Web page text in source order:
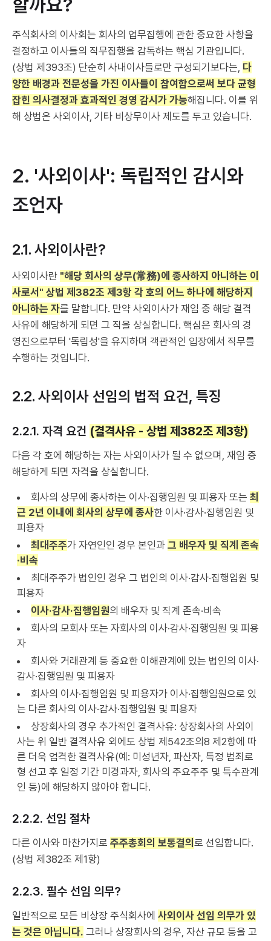
할까요?
주식회사의 이사회는 회사의 업무집행에 관한 중요한 사항을
결정하고 이사들의 직무집행을 감독하는 핵심 기관입니다.
(상법 제393조) 단순히 사내이사들로만 구성되기보다는, 다
양한 배경과 전문성을 가진 이사들이 참여함으로써 보다 균형
잡힌 의사결정과 효과적인 경영 감시가 가능해집니다. 이를 위
해 상법은 사외이사, 기타 비상무이사 제도를 두고 있습니다.
2. '사외이사': 독립적인 감시와
조언자
2.1. 사외이사란?
사외이사란 "해당 회사의 상무(常務)에 종사하지 아니하는 이
사로서" 상법 제382조 제3항 각 호의 어느 하나에 해당하지
아니하는 자를 말합니다. 만약 사외이사가 재임 중 해당 결격
사유에 해당하게 되면 그 직을 상실합니다. 핵심은 회사의 경
영진으로부터 '독립성'을 유지하며 객관적인 입장에서 직무를
수행하는 것입니다.
2.2. 사외이사 선임의 법적 요건, 특징
2.2.1. 자격 요건 (결격사유 - 상법 제382조 제3항)
다음 각 호에 해당하는 자는 사외이사가 될 수 없으며, 재임 중
해당하게 되면 자격을 상실합니다.
회사의 상무에 종사하는 이사·집행임원 및 피용자 또는 최
근 2년 이내에 회사의 상무에 종사한 이사·감사·집행임원 및
피용자
최대주주가 자연인인 경우 본인과 그 배우자 및 직계 존속
·비속
최대주주가 법인인 경우 그 법인의 이사·감사·집행임원 및
피용자
이사·감사·집행임원의 배우자 및 직계 존속·비속
회사의 모회사 또는 자회사의 이사·감사·집행임원 및 피용
자
회사와 거래관계 등 중요한 이해관계에 있는 법인의 이사·
감사·집행임원 및 피용자
회사의 이사·집행임원 및 피용자가 이사·집행임원으로 있
는 다른 회사의 이사·감사·집행임원 및 피용자
상장회사의 경우 추가적인 결격사유: 상장회사의 사외이
사는 위 일반 결격사유 외에도 상법 제542조의8 제2항에 따
른 더욱 엄격한 결격사유(예: 미성년자, 파산자, 특정 범죄로
형 선고 후 일정 기간 미경과자, 회사의 주요주주 및 특수관계
인 등)에 해당하지 않아야 합니다.
2.2.2. 선임 절차
다른 이사와 마찬가지로 주주총회의 보통결의 로 선임합니다.
(상법 제382조 제1항)
2.2.3. 필수 선임 의무?
일반적으로 모든 비상장 주식회사에 사외이사 선임 의무가 있
는 것은 아닙니다. 그러나 상장회사의 경우, 자산 규모 등을 고